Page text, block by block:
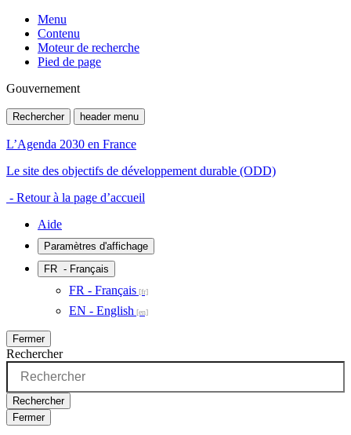
Menu
Contenu
Moteur de recherche
Pied de page
Gouvernement
Rechercher header menu
L’Agenda 2030 en France
Le site des objectifs de développement durable (ODD)
- Retour à la page d’accueil
Aide
Paramètres d'affichage
FR - Français
FR - Français
EN - English
Fermer
Rechercher
Rechercher
Fermer